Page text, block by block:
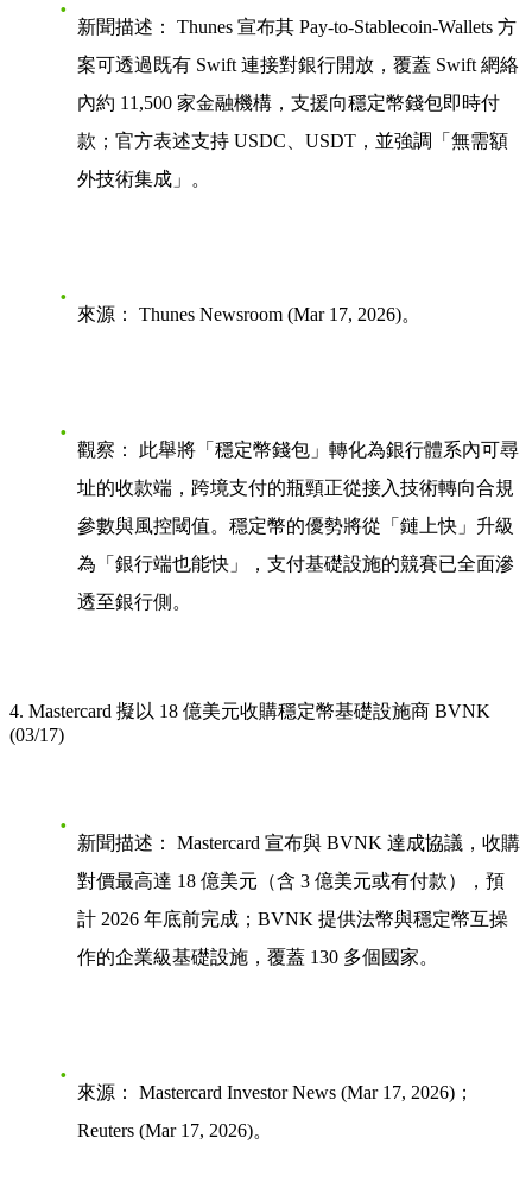
新聞描述：
Thunes 宣布其 Pay-to-Stablecoin-Wallets 方
案可透過既有 Swift 連接對銀行開放，覆蓋 Swift 網絡
內約 11,500 家金融機構，支援向穩定幣錢包即時付
款；官方表述支持 USDC、USDT，並強調「無需額
外技術集成」。
來源： Thunes Newsroom (Mar 17, 2026)。
觀察：
此舉將「穩定幣錢包」轉化為銀行體系內可尋
址的收款端，跨境支付的瓶頸正從接入技術轉向合規
參數與風控閾值。穩定幣的優勢將從「鏈上快」升級
為「銀行端也能快」，支付基礎設施的競賽已全面滲
透至銀行側。
4. Mastercard 擬以 18 億美元收購穩定幣基礎設施商 BVNK
(03/17)
新聞描述：
Mastercard 宣布與 BVNK 達成協議，收購
對價最高達 18 億美元（含 3 億美元或有付款），預
計 2026 年底前完成；BVNK 提供法幣與穩定幣互操
作的企業級基礎設施，覆蓋 130 多個國家。
來源：
Mastercard Investor News (Mar 17, 2026)；
Reuters (Mar 17, 2026)。